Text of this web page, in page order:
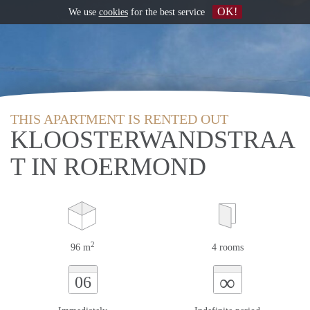
THIS APARTMENT IS RENTED OUT
KLOOSTERWANDSTRAA
T IN ROERMOND
96 m2 4 rooms
06 ∞
We use cookiesfor the best service OK!